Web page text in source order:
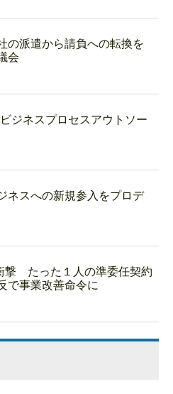
の派遣から請負への転換を
会
ジネスプロセスアウトソー
ネスへの新規参入をプロデ
撃 たった１人の準委任契約
で事業改善命令に